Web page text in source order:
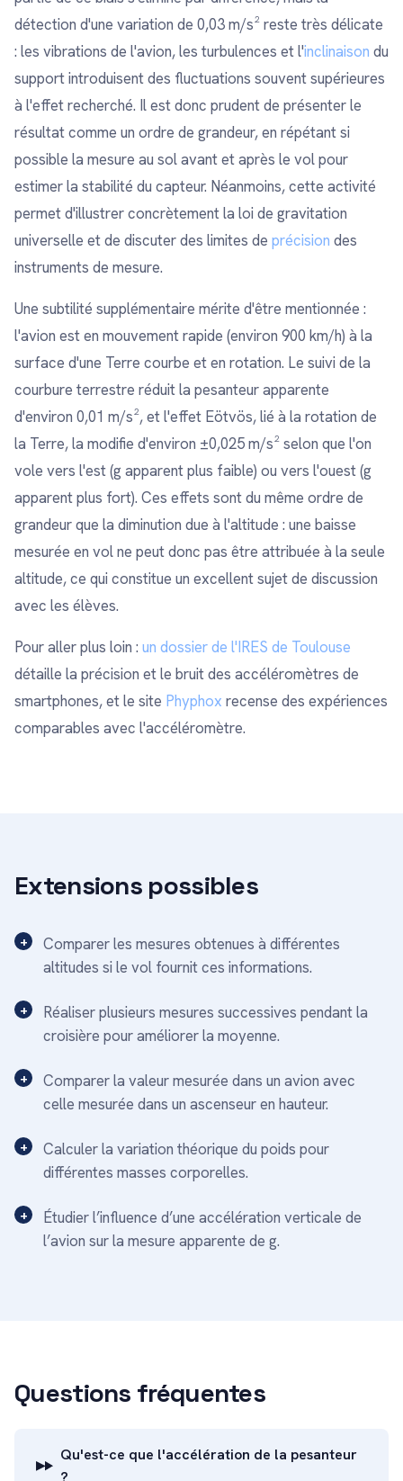
détection d'une variation de 0,03 m/s² reste très délicate
: les vibrations de l'avion, les turbulences et l'inclinaison du
support introduisent des fluctuations souvent supérieures
à l'effet recherché. Il est donc prudent de présenter le
résultat comme un ordre de grandeur, en répétant si
possible la mesure au sol avant et après le vol pour
estimer la stabilité du capteur. Néanmoins, cette activité
permet d'illustrer concrètement la loi de gravitation
universelle et de discuter des limites de précision des
instruments de mesure.
Une subtilité supplémentaire mérite d'être mentionnée :
l'avion est en mouvement rapide (environ 900 km/h) à la
surface d'une Terre courbe et en rotation. Le suivi de la
courbure terrestre réduit la pesanteur apparente
d'environ 0,01 m/s², et l'effet Eötvös, lié à la rotation de
la Terre, la modifie d'environ ±0,025 m/s² selon que l'on
vole vers l'est (g apparent plus faible) ou vers l'ouest (g
apparent plus fort). Ces effets sont du même ordre de
grandeur que la diminution due à l'altitude : une baisse
mesurée en vol ne peut donc pas être attribuée à la seule
altitude, ce qui constitue un excellent sujet de discussion
avec les élèves.
Pour aller plus loin : un dossier de l'IRES de Toulouse
détaille la précision et le bruit des accéléromètres de
smartphones, et le site Phyphox recense des expériences
comparables avec l'accéléromètre.
Extensions possibles
Comparer les mesures obtenues à différentes
altitudes si le vol fournit ces informations.
Réaliser plusieurs mesures successives pendant la
croisière pour améliorer la moyenne.
Comparer la valeur mesurée dans un avion avec
celle mesurée dans un ascenseur en hauteur.
Calculer la variation théorique du poids pour
différentes masses corporelles.
Étudier l’influence d’une accélération verticale de
l’avion sur la mesure apparente de g.
Questions fréquentes
Qu'est-ce que l'accélération de la pesanteur
?